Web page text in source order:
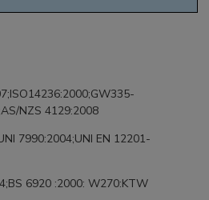
NZS 4129:2008
7990:2004;UNI EN 12201-
6920 :2000: W270:KTW